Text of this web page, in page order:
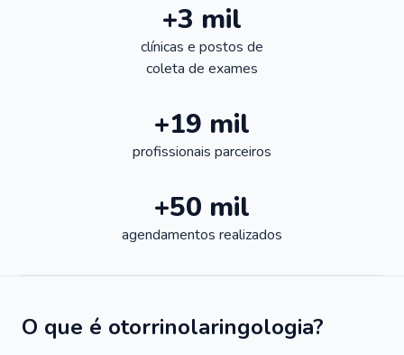
+3 mil
clínicas e postos de
coleta de exames
+19 mil
profissionais parceiros
+50 mil
agendamentos realizados
O que é otorrinolaringologia?